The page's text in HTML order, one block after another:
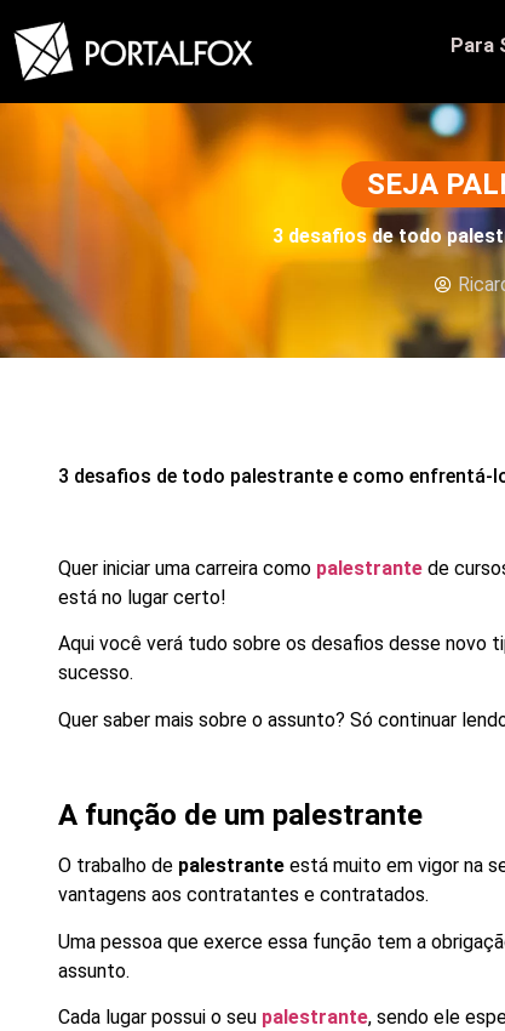
Para
SEJA
3 desafios de todo
3 desafios de todo palestrante e como enfrentá-
Quer iniciar uma carreira como palestrante de
está no lugar certo!
Aqui você verá tudo sobre os desafios desse novo
sucesso.
Quer saber mais sobre o assunto? Só continuar
A função de um palestrante
O trabalho de palestrante está muito em vigor na
vantagens aos contratantes e contratados.
Uma pessoa que exerce essa função tem a
assunto.
Cada lugar possui o seu palestrante, sendo ele